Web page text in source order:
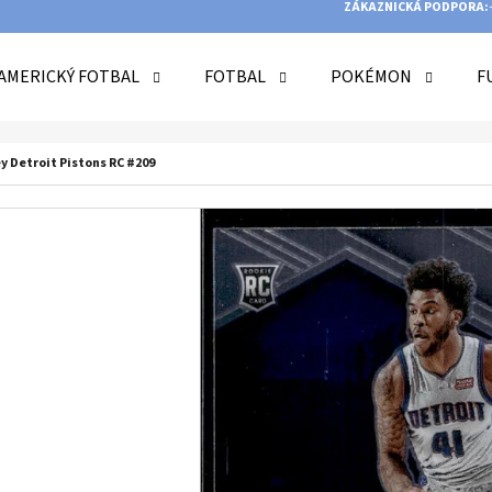
ZÁKAZNICKÁ PODPORA:
FOTBAL FOTBAL POKÉMON
Detroit Pistons RC #209
HLEDAT
DOPORUČUJEME